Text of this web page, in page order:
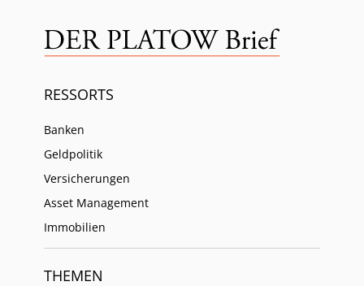
RESSORTS
Banken
Geldpolitik
Versicherungen
Asset Management
Immobilien
THEMEN